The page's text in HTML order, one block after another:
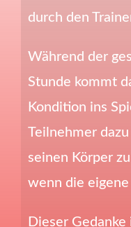
durch den
Während der
Stunde kommt
Kondition ins
Teilnehmer
seinen Körper
wenn die
Dieser